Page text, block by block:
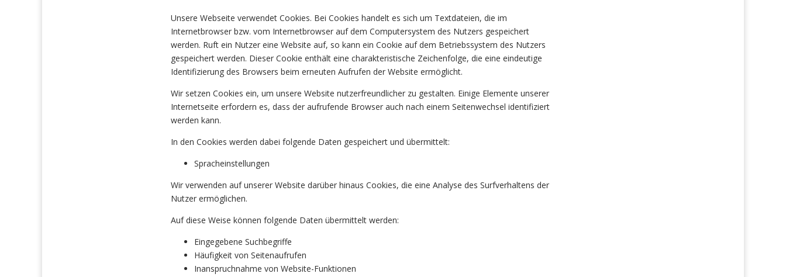
Unsere Webseite verwendet Cookies. Bei Cookies handelt es sich um Textdateien, die im
Internetbrowser bzw. vom Internetbrowser auf dem Computersystem des Nutzers gespeichert
werden. Ruft ein Nutzer eine Website auf, so kann ein Cookie auf dem Betriebssystem des Nutzers
gespeichert werden. Dieser Cookie enthält eine charakteristische Zeichenfolge, die eine eindeutige
Identifizierung des Browsers beim erneuten Aufrufen der Website ermöglicht.
Wir setzen Cookies ein, um unsere Website nutzerfreundlicher zu gestalten. Einige Elemente unserer
Internetseite erfordern es, dass der aufrufende Browser auch nach einem Seitenwechsel identifiziert
werden kann.
In den Cookies werden dabei folgende Daten gespeichert und übermittelt:
Spracheinstellungen
Wir verwenden auf unserer Website darüber hinaus Cookies, die eine Analyse des Surfverhaltens der
Nutzer ermöglichen.
Auf diese Weise können folgende Daten übermittelt werden:
Eingegebene Suchbegriffe
Häufigkeit von Seitenaufrufen
Inanspruchnahme von Website-Funktionen